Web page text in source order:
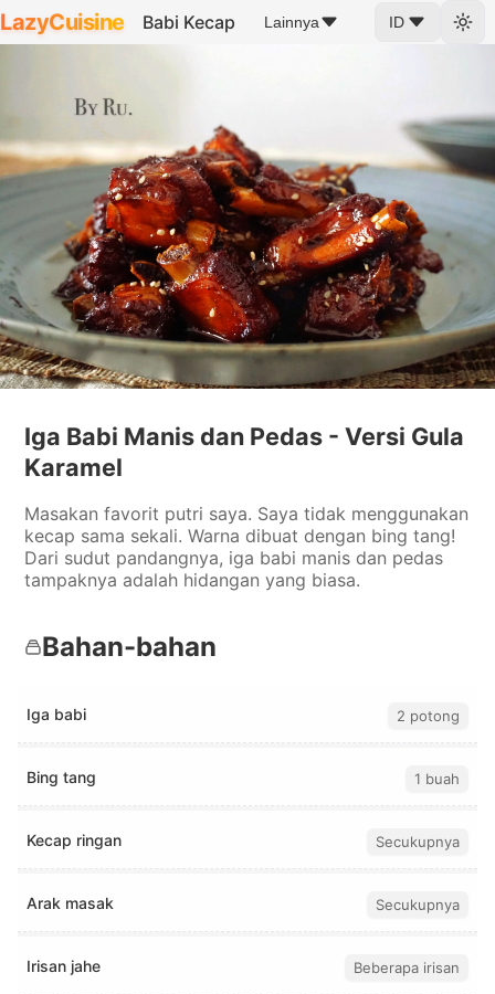
LazyCuisine Babi Kecap Lainnya ID
Iga Babi Manis dan Pedas - Versi Gula
Karamel
Masakan favorit putri saya. Saya tidak menggunakan
kecap sama sekali. Warna dibuat dengan bing tang!
Dari sudut pandangnya, iga babi manis dan pedas
tampaknya adalah hidangan yang biasa.
Bahan-bahan
Iga babi 2 potong
Bing tang 1 buah
Kecap ringan Secukupnya
Arak masak Secukupnya
Irisan jahe Beberapa irisan